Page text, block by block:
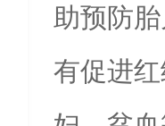
助预防
有促进